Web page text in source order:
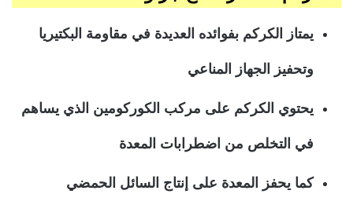
يمتاز الكركم بفوائده العديدة في مقاومة البكتيريا
وتحفيز الجهاز المناعي
يحتوي الكركم على مركب الكوركومين الذي يساهم
في التخلص من اضطرابات المعدة
كما يحفز المعدة على إنتاج السائل الحمضي